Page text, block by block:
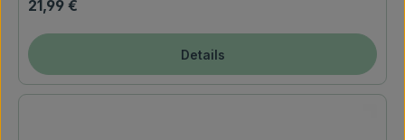
21,99 €
Details